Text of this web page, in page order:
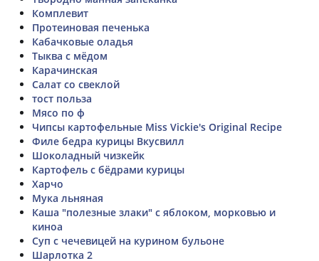
Комплевит
Протеиновая печенька
Кабачковые оладья
Тыква с мёдом
Карачинская
Салат со свеклой
тост польза
Мясо по ф
Чипсы картофельные Miss Vickie's Original Recipe
Филе бедра курицы Вкусвилл
Шоколадный чизкейк
Картофель с бёдрами курицы
Харчо
Мука льняная
Каша "полезные злаки" с яблоком, морковью и
киноа
Суп с чечевицей на курином бульоне
Шарлотка 2